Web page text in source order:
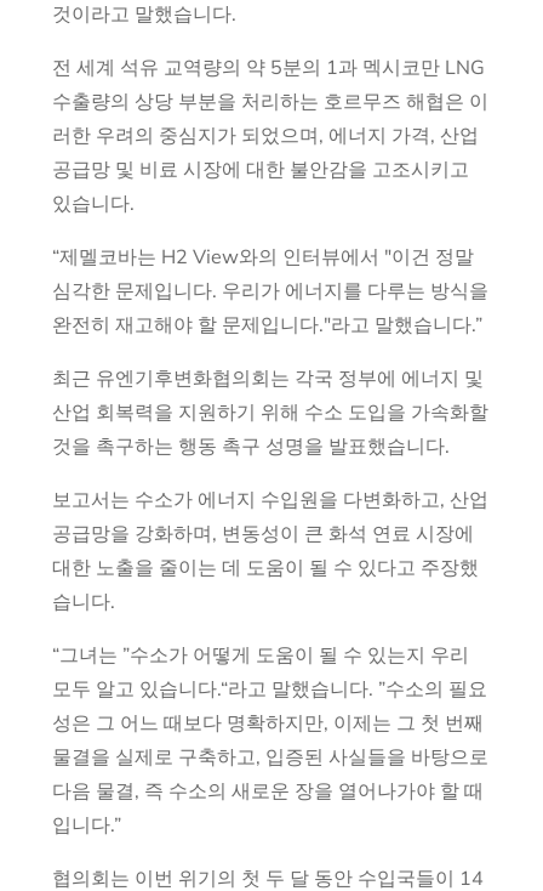
것이라고 말했습니다.
전 세계 석유 교역량의 약 5분의 1과 멕시코만 LNG
수출량의 상당 부분을 처리하는 호르무즈 해협은 이
러한 우려의 중심지가 되었으며, 에너지 가격, 산업
공급망 및 비료 시장에 대한 불안감을 고조시키고
있습니다.
“제멜코바는 H2 View와의 인터뷰에서 "이건 정말
심각한 문제입니다. 우리가 에너지를 다루는 방식을
완전히 재고해야 할 문제입니다."라고 말했습니다.”
최근 유엔기후변화협의회는 각국 정부에 에너지 및
산업 회복력을 지원하기 위해 수소 도입을 가속화할
것을 촉구하는 행동 촉구 성명을 발표했습니다.
보고서는 수소가 에너지 수입원을 다변화하고, 산업
공급망을 강화하며, 변동성이 큰 화석 연료 시장에
대한 노출을 줄이는 데 도움이 될 수 있다고 주장했
습니다.
“그녀는 ”수소가 어떻게 도움이 될 수 있는지 우리
모두 알고 있습니다.“라고 말했습니다. ”수소의 필요
성은 그 어느 때보다 명확하지만, 이제는 그 첫 번째
물결을 실제로 구축하고, 입증된 사실들을 바탕으로
다음 물결, 즉 수소의 새로운 장을 열어나가야 할 때
입니다.”
협의회는 이번 위기의 첫 두 달 동안 수입국들이 14